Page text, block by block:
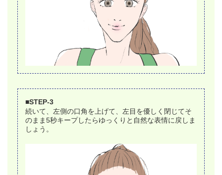
■STEP-3
続いて、左側の口角を上げて、左目を優しく閉じてそ
のまま5秒キープしたらゆっくりと自然な表情に戻しま
しょう。